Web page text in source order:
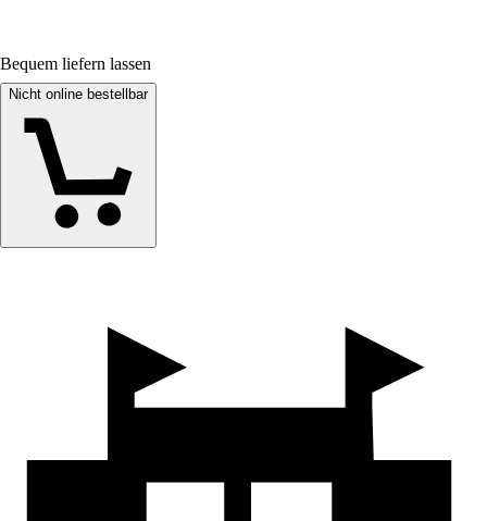
Bequem liefern lassen
Nicht online bestellbar